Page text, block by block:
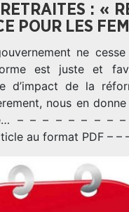
: «
POUR LES
ne
est juste et
d’impact de la
nous en
– – – – – – – –
au format PDF – –